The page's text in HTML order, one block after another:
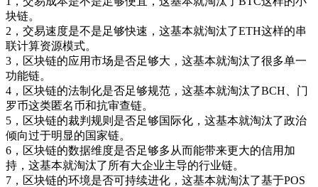
块链。
2，交易速度是不是足够快速，这基本就淘汰了ETH这样的串
联计算资源模式。
3，区块链的应用市场是否足够大，这基本就淘汰了很多单一
功能链。
4，区块链的法制化是否足够规范，这基本就淘汰了BCH、门
罗币这类匿名币和抗审查链。
5，区块链的裁判规则是否足够国际化，这基本就淘汰了政治
倾向过于明显的国家链。
6，区块链的数据维度是否足够多从而能带来更大的信用加
持，这基本就淘汰了所有大企业主导的行业链。
7，区块链的环境是否可持续进化，这基本就淘汰了基于POS